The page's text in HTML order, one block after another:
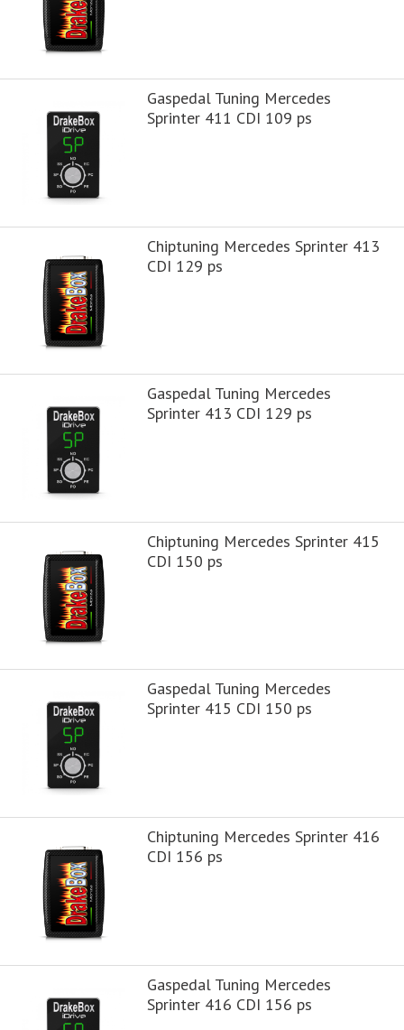
Gaspedal Tuning Mercedes
Sprinter 411 CDI 109 ps
Chiptuning Mercedes Sprinter 413
CDI 129 ps
Gaspedal Tuning Mercedes
Sprinter 413 CDI 129 ps
Chiptuning Mercedes Sprinter 415
CDI 150 ps
Gaspedal Tuning Mercedes
Sprinter 415 CDI 150 ps
Chiptuning Mercedes Sprinter 416
CDI 156 ps
Gaspedal Tuning Mercedes
Sprinter 416 CDI 156 ps